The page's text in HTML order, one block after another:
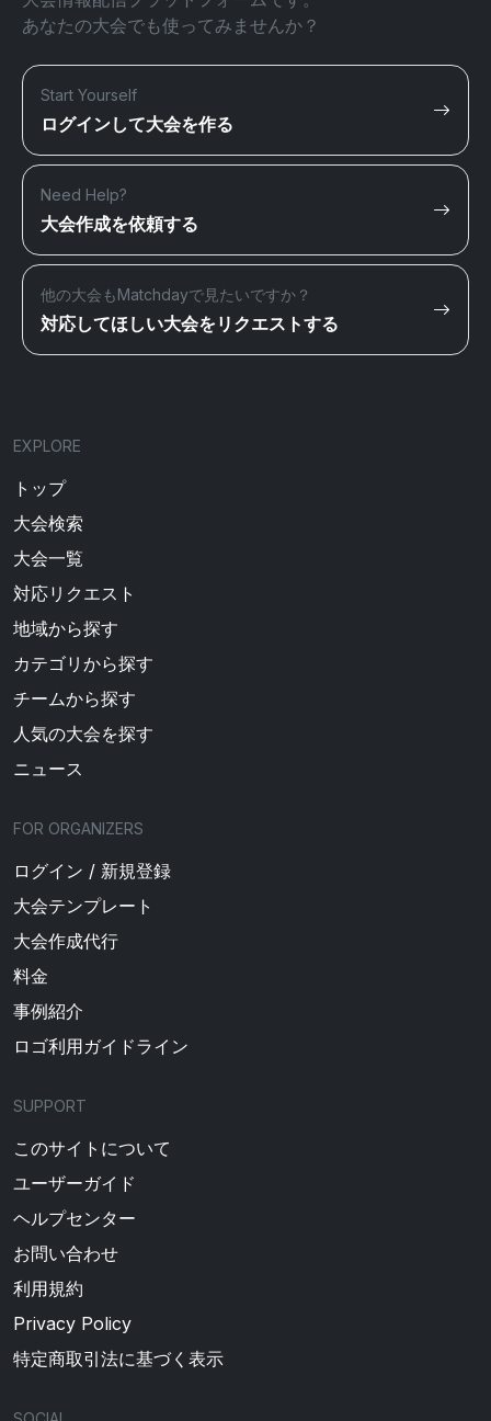
あなたの大会でも使ってみませんか？
Start Yourself
ログインして大会を作る
Need Help?
大会作成を依頼する
他の大会もMatchdayで見たいですか？
対応してほしい大会をリクエストする
EXPLORE
トップ
大会検索
大会一覧
対応リクエスト
地域から探す
カテゴリから探す
チームから探す
人気の大会を探す
ニュース
FOR ORGANIZERS
ログイン / 新規登録
大会テンプレート
大会作成代行
料金
事例紹介
ロゴ利用ガイドライン
SUPPORT
このサイトについて
ユーザーガイド
ヘルプセンター
お問い合わせ
利用規約
Privacy Policy
特定商取引法に基づく表示